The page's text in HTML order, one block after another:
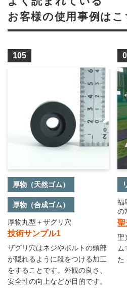
お客様の使用事例はこ
105
厚物（天然ゴム）
厚物（合成ゴム）
厚物丸型＋ザグリ穴
技術サンプル1
ザグリ穴はネジやボルトの頭部
が隠れるように段をつける加工
をすることです。外観の良さ、
安全性の向上などが目的です。
福
の
聖
た